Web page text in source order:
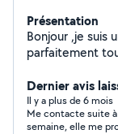
Présentation
Bonjour ,je suis
parfaitement toujours disponible
plus service de
Dernier avis
Il y a plus de 6 mois
Me contacte suite
semaine, elle me